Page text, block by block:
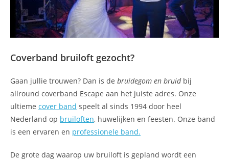
Coverband bruiloft gezocht?
Gaan jullie trouwen? Dan is de bruidegom en bruidbij
allround coverband Escape aan het juiste adres. Onze
ultieme cover band speelt al sinds 1994 door heel
Nederland op bruiloften, huwelijken en feesten. Onze band
is een ervaren en professionele band.
De grote dag waarop uw bruiloft is gepland wordt een